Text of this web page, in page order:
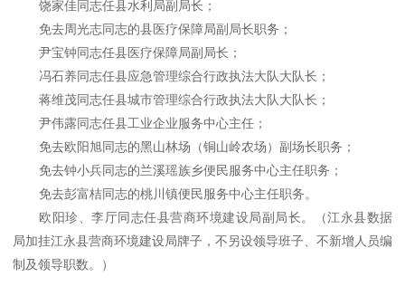
饶家佳同志任县水利局副局长；
免去周光志同志的县医疗保障局副局长职务；
尹宝钟同志任县医疗保障局副局长；
冯石养同志任县应急管理综合行政执法大队大队长；
蒋维茂同志任县城市管理综合行政执法大队大队长；
尹伟露同志任县工业企业服务中心主任；
免去欧阳旭同志的黑山林场（铜山岭农场）副场长职务；
免去钟小兵同志的兰溪瑶族乡便民服务中心主任职务；
免去彭富桔同志的桃川镇便民服务中心主任职务。
欧阳珍、李厅同志任县营商环境建设局副局长。（江永县数据
局加挂江永县营商环境建设局牌子，不另设领导班子、不新增人员编
制及领导职数。）